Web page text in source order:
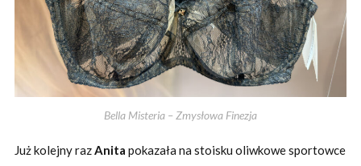
Bella Misteria – Zmysłowa Finezja
Już kolejny razAnita pokazała na stoisku oliwkowe sportowce